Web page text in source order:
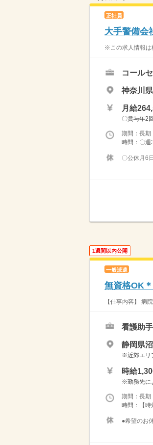
正社員
大手警備会
※この求人情報は
コール
神奈川
月給
〇賞与年2
期間：
時間：〇
〇公休月6
1週間以内公開
一般派遣
無資格OK
【仕事内容】 病
看護助手
静岡県
※近郊エリ
時給
※勤務先に
期間：
時間：【時
●希望のお